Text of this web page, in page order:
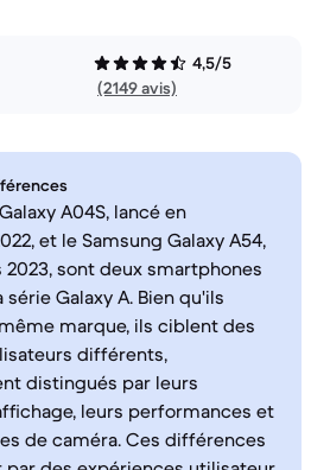
4,5/5
(2149 avis)
A04S, lancé en
et le Samsung Galaxy A54,
sont deux smartphones
Galaxy A. Bien qu'ils
marque, ils ciblent des
différents,
distingués par leurs
leurs performances et
de caméra. Ces différences